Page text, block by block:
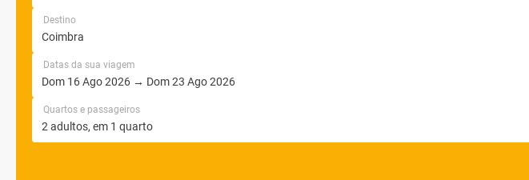
Destino
Datas da sua viagem
Quartos e passageiros